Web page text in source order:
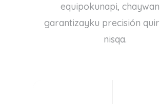
equipokunapi,
garantizayku precisión
nisqa.